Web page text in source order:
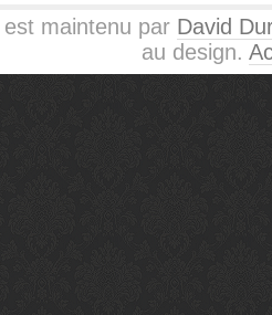
maintenu par David
au design.